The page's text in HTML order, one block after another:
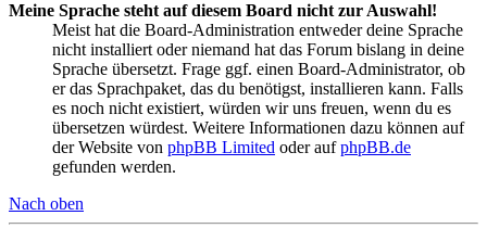
Meine Sprache steht auf diesem Board nicht zur Auswahl!
Meist hat die Board-Administration entweder deine Sprache
nicht installiert oder niemand hat das Forum bislang in deine
Sprache übersetzt. Frage ggf. einen Board-Administrator, ob
er das Sprachpaket, das du benötigst, installieren kann. Falls
es noch nicht existiert, würden wir uns freuen, wenn du es
übersetzen würdest. Weitere Informationen dazu können auf
der Website von phpBB Limited oder aufphpBB.de
gefunden werden.
Nach oben